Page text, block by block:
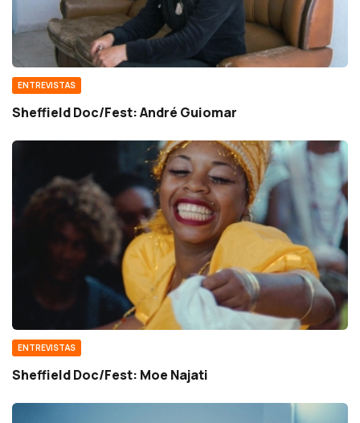
ENTREVISTAS
Sheffield Doc/Fest: André Guiomar
ENTREVISTAS
Sheffield Doc/Fest: Moe Najati